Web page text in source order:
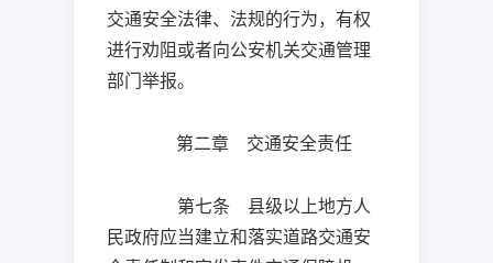
交通安全法律、法规的行为，有权
进行劝阻或者向公安机关交通管理
部门举报。
第二章 交通安全责任
第七条 县级以上地方人
民政府应当建立和落实道路交通安